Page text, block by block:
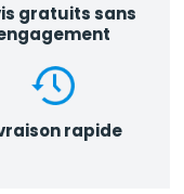
gratuits sans
rapide